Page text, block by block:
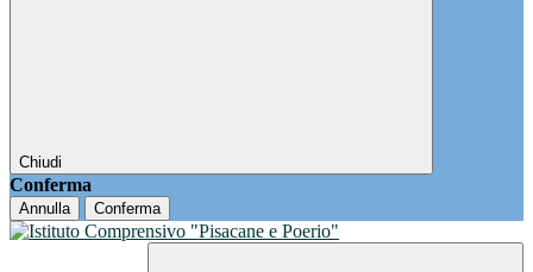
Chiudi
Conferma
Annulla Conferma